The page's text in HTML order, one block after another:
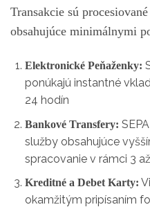
Transakcie sú
obsahujúce minimálnymi
Elektronické Peňaženky:
ponúkajú instantné
24 hodín
Bankové Transfery:
služby obsahujúce
spracovanie v rámci 3
Kreditné a Debet Karty:
okamžitým pripísaním